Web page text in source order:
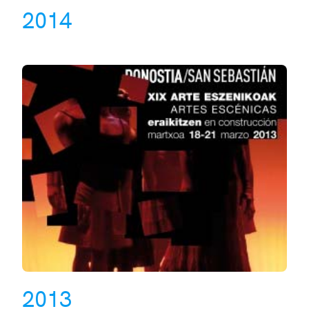
2014
2013